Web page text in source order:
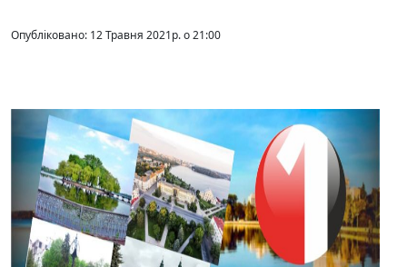
Опубліковано: 12 Травня 2021р. о 21:00